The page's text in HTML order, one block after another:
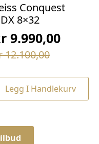
Conquest
8×32
12.100,00
12.100,00.
9.990,00
9.990,00.
Legg I Handlekurv